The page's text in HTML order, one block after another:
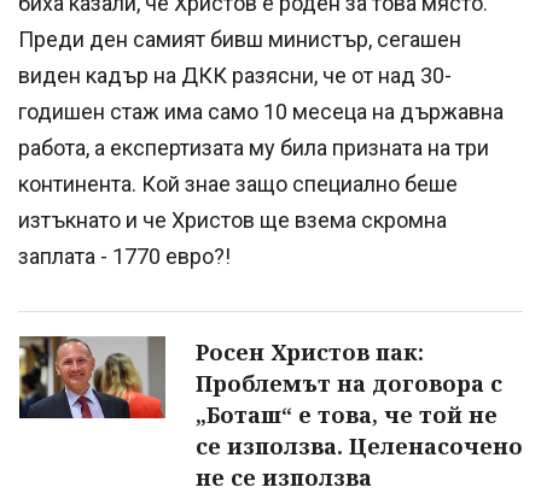
Преди ден самият бивш министър, сегашен
виден кадър на ДКК разясни, че от над 30-
годишен стаж има само 10 месеца на държавна
работа, а експертизата му била призната на три
континента. Кой знае защо специално беше
изтъкнато и че Христов ще взема скромна
заплата - 1770 евро?!
Росен Христов пак:
Проблемът на договора с
„Боташ“ е това, че той не
се използва. Целенасочено
не се използва